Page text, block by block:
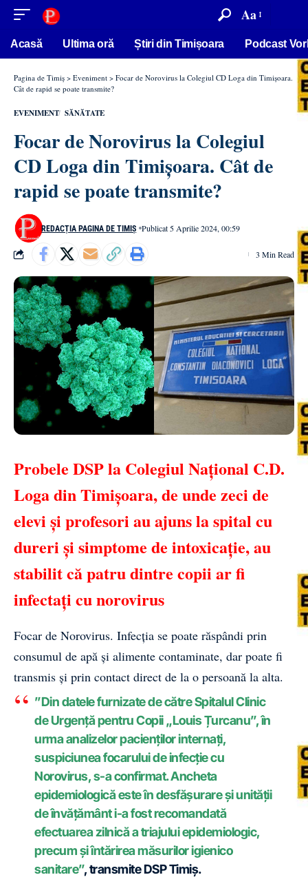
conținut Aa
Acasă Ultima oră Știri din Timișoara Podcast
Pagina de Timiș > Eveniment > Focar de Norovirus la Colegiul CD Loga din Timișoara.
Cât de rapid se poate transmite?
EVENIMENT SĂNĂTATE
Focar de Norovirus la Colegiul
CD Loga din Timișoara. Cât de
rapid se poate transmite?
REDACȚIA PAGINA DE TIMIȘ Publicat 5 Aprilie 2024, 00:59
3 Min Read
Probele DSP la Colegiul Naţional C.D.
Loga din Timişoara, de unde zeci de
elevi şi profesori au ajuns la spital cu
dureri și simptome de intoxicaţie, au
stabilit că patru dintre copii ar fi
infectați cu norovirus
Focar de Norovirus. Infecția se poate răspândi prin
consumul de apă și alimente contaminate, dar poate fi
transmis și prin contact direct de la o persoană la alta.
”Din datele furnizate de către Spitalul Clinic
de Urgență pentru Copii „Louis Țurcanu”, în
urma analizelor pacienților internați,
suspiciunea focarului de infecție cu
Norovirus, s-a confirmat. Ancheta
epidemiologică este în desfășurare și unității
de învățământ i-a fost recomandată
efectuarea zilnică a triajului epidemiologic,
precum și întărirea măsurilor igienico
sanitare”, transmite DSP Timiș.